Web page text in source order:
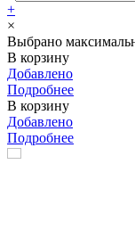
+
×
Выбрано
В корзину
Добавлено
Подробнее
В корзину
Добавлено
Подробнее